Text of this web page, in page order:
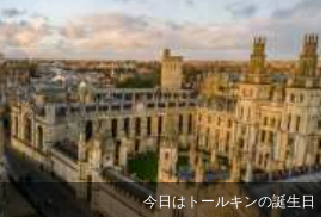
今日はトールキンの誕生日